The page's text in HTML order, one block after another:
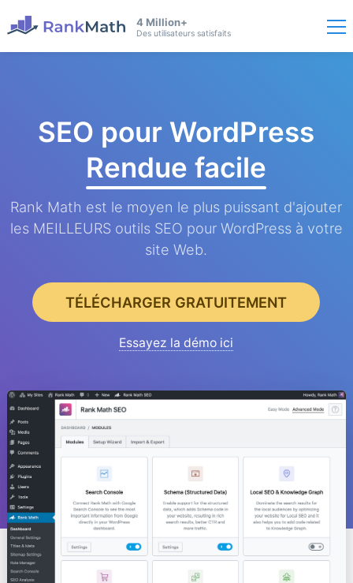
4 Million+
Des utilisateurs satisfaits
SEO pour WordPress
Rendue facile
Rank Math est le moyen le plus puissant d'ajouter
les MEILLEURS outils SEO pour WordPress à votre
site Web.
TÉLÉCHARGER GRATUITEMENT
Essayez la démo ici